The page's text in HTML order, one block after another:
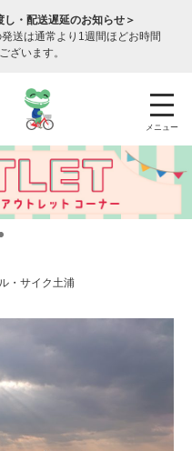
・配送遅延のお知らせ＞
送は通常より1週間ほどお時間
ざいます。
メニュー
ル・サイク土浦